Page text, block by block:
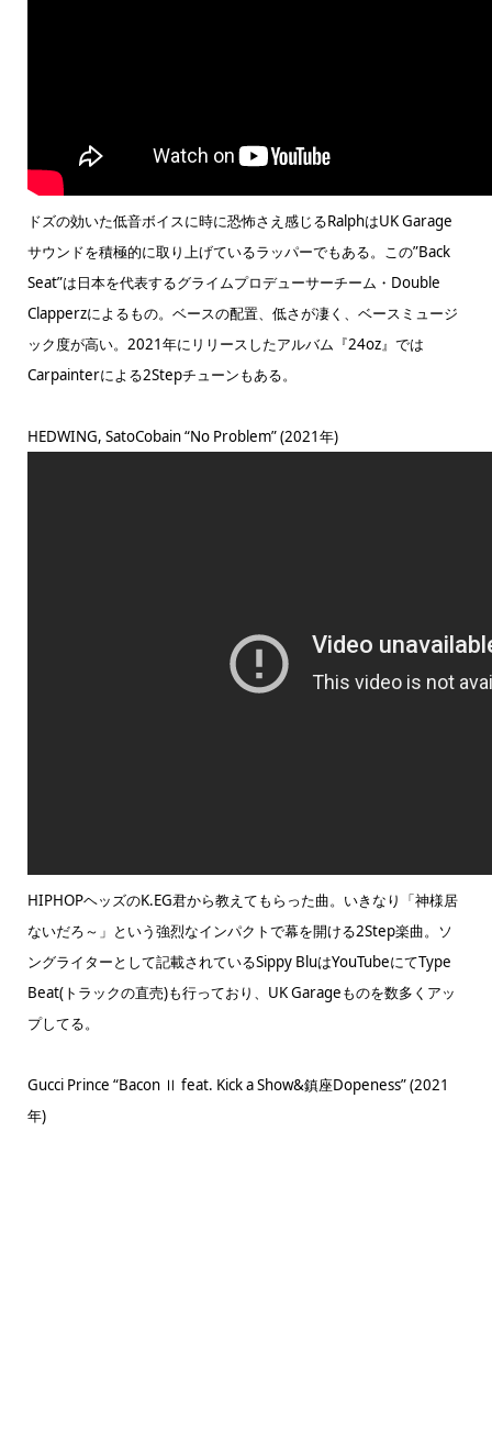
ドズの効いた低音ボイスに時に恐怖さえ感じるRalphはUK Garage
サウンドを積極的に取り上げているラッパーでもある。この”Back
Seat”は日本を代表するグライムプロデューサーチーム・Double
Clapperzによるもの。ベースの配置、低さが凄く、ベースミュージ
ック度が高い。2021年にリリースしたアルバム『24oz』では
Carpainterによる2Stepチューンもある。
HEDWING, SatoCobain “No Problem” (2021年)
HIPHOPヘッズのK.EG君から教えてもらった曲。いきなり「神様居
ないだろ～」という強烈なインパクトで幕を開ける2Step楽曲。ソ
ングライターとして記載されているSippy BluはYouTubeにてType
Beat(トラックの直売)も行っており、UK Garageものを数多くアッ
プしてる。
Gucci Prince “Bacon Ⅱ feat. Kick a Show&鎮座Dopeness” (2021
年)